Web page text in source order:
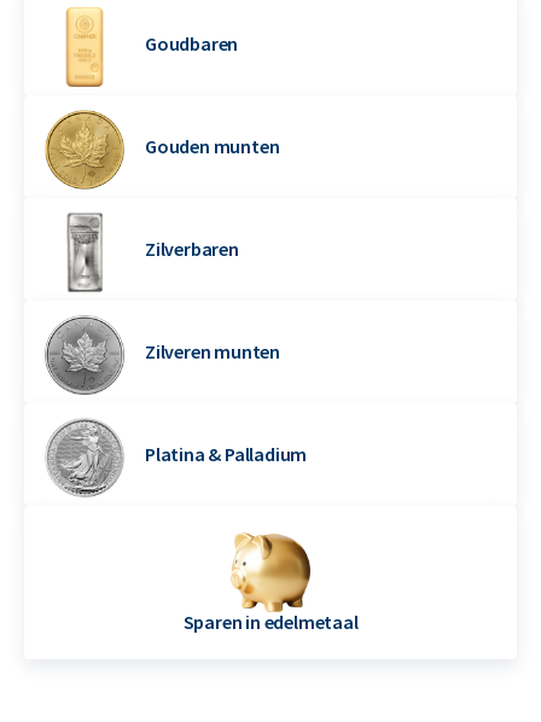
Goudbaren
Gouden munten
Zilverbaren
Zilveren munten
Platina & Palladium
Sparen in edelmetaal